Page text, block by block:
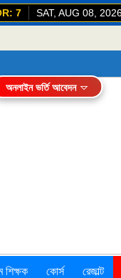
7 SAT, AUG 08,
অনলাইন ভর্তি আবেদন
শিক্ষক কোর্স রেজাল্ট